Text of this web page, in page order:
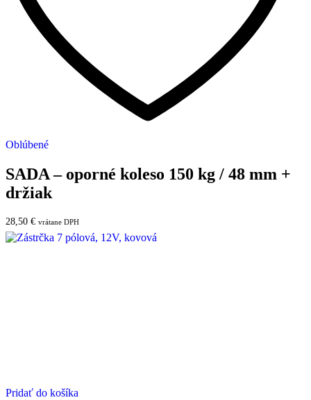
Oblúbené
SADA – oporné koleso 150 kg / 48 mm +
držiak
28,50 € vrátane DPH
Pridať do košíka